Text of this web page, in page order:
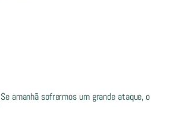
amanhã sofrermos um grande ataque, o